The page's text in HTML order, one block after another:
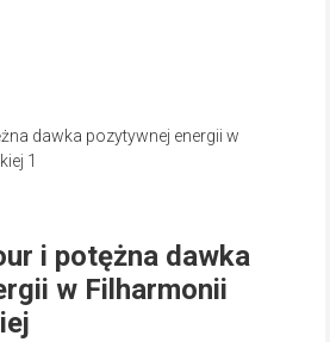
i potężna dawka
w Filharmonii